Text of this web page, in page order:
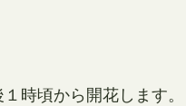
時頃から開花します。